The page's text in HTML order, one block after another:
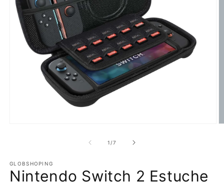
una
ventana
modal
1 /de
7
GLOBSHOPING
Nintendo Switch 2 Estuche